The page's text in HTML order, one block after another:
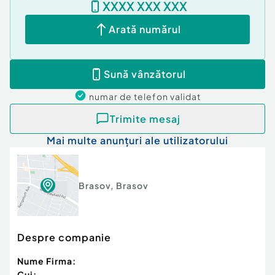
- complet mobilat;
- loc de parcare
Comision: 50% TVA. ID intern: 7094.
Tip imobil:
Număr Băi: 1
Posibilitate parcare: Da
Nr. locuri parcare:
XXXX XXX XXX
Arată numărul
Sună vânzătorul
numar de telefon validat
Trimite mesaj
Mai multe anunțuri ale utilizatorului
Brasov, Brasov
Despre companie
Nume Firma: